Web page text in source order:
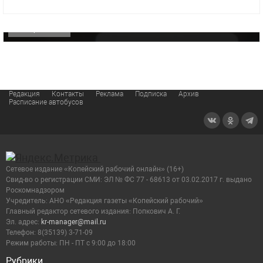
Редакция Контакты Реклама Подписка
Архив
Расписание автобусов
Рубрики
Сетевое издание «Копейский рабочий онлайн» (16+)
Cвид-во о регистрации СМИ: ЭЛ № ФС 77 - 68613 от 03.02.2017 г. выдано
Роскомнадзором
Учредитель: АНО «Редакция газеты «Копейский рабочий»
Главный редактор сетевого издания: Попкович А. Г.
Эл. адрес: kr-manager@mail.ru
Телефон: 8(35139) 3-71-09
Режим работы: ПН - ПТ с 9:00 до 18:00